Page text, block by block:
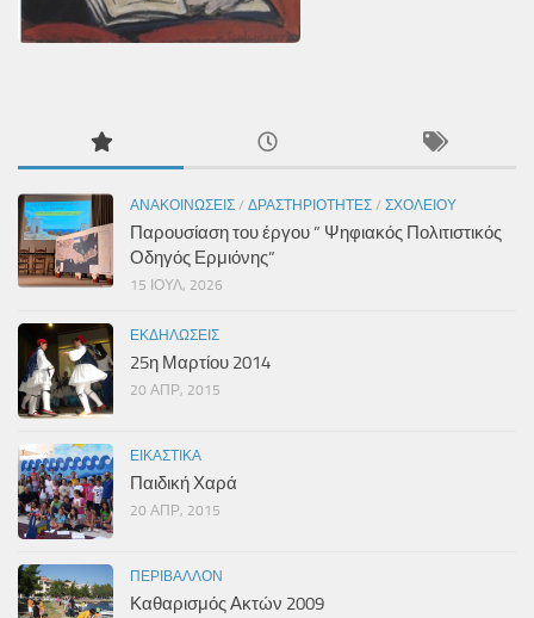
ΑΝΑΚΟΙΝΏΣΕΙΣ / ΔΡΑΣΤΗΡΙΌΤΗΤΕΣ / ΣΧΟΛΕΊΟΥ
Παρουσίαση του έργου ” Ψηφιακός Πολιτιστικός
Οδηγός Ερμιόνης”
15 ΙΟΎΛ, 2026
ΕΚΔΗΛΏΣΕΙΣ
25η Μαρτίου 2014
20 ΑΠΡ, 2015
ΕΙΚΑΣΤΙΚΆ
Παιδική Χαρά
20 ΑΠΡ, 2015
ΠΕΡΙΒΆΛΛΟΝ
Καθαρισμός Ακτών 2009